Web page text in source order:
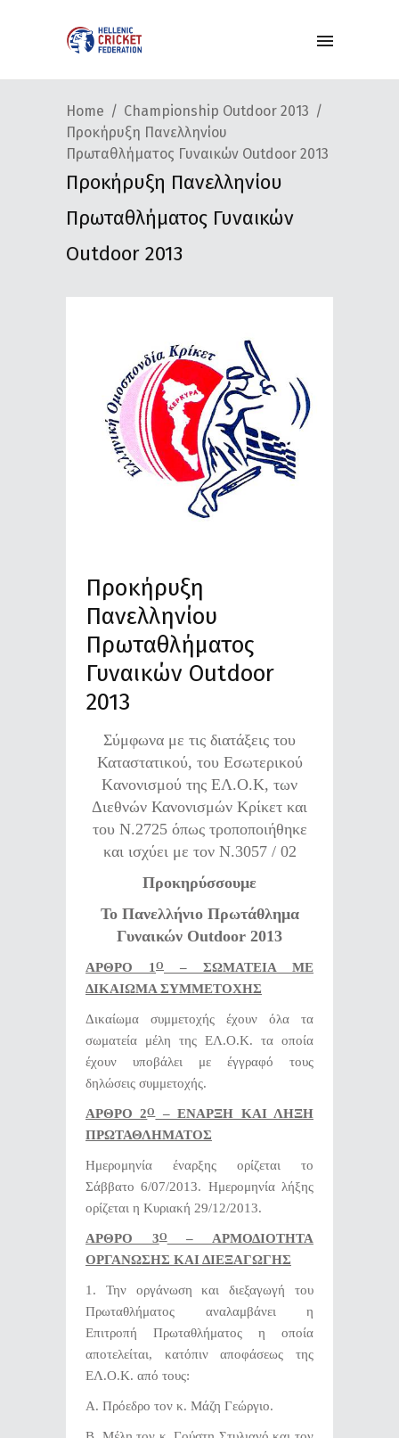
Home
Championship Outdoor 2013
Προκήρυξη Πανελληνίου
Πρωταθλήματος Γυναικών Outdoor 2013
Προκήρυξη Πανελληνίου
Πρωταθλήματος Γυναικών
Outdoor 2013
Προκήρυξη
Πανελληνίου
Πρωταθλήματος
Γυναικών Outdoor
2013
Σύμφωνα με τις διατάξεις του
Καταστατικού, του Eσωτερικού
Kανονισμού της ΕΛ.Ο.Κ, των
Διεθνών Κανονισμών Κρίκετ και
του Ν.2725 όπως τροποποιήθηκε
και ισχύει με τον Ν.3057 / 02
Προκηρύσσουμε
Το Πανελλήνιο Πρωτάθλημα
Γυναικών Outdoor 2013
ΑΡΘΡΟ 1 Ο
– ΣΩΜΑΤΕΙΑ ΜΕ
ΔΙΚΑΙΩΜΑ ΣΥΜΜΕΤΟΧΗΣ
Δικαίωμα συμμετοχής έχουν όλα τα
σωματεία μέλη της ΕΛ.Ο.Κ. τα οποία
έχουν υποβάλει με έγγραφό τους
δηλώσεις συμμετοχής.
ΑΡΘΡΟ 2Ο– ΕΝΑΡΞΗ ΚΑΙ ΛΗΞΗ
ΠΡΩΤΑΘΛΗΜΑΤΟΣ
Ημερομηνία έναρξης ορίζεται το
Σάββατο 6/07/2013. Ημερομηνία λήξης
ορίζεται η Κυριακή 29/12/2013.
ΑΡΘΡΟ 3Ο– ΑΡΜΟΔΙΟΤΗΤΑ
ΟΡΓΑΝΩΣΗΣ ΚΑΙ ΔΙΕΞΑΓΩΓΗΣ
1. Την οργάνωση και διεξαγωγή του
Πρωταθλήματος αναλαμβάνει η
Επιτροπή Πρωταθλήματος η οποία
αποτελείται, κατόπιν αποφάσεως της
ΕΛ.Ο.Κ. από τους:
Α. Πρόεδρο τον κ. Μάζη Γεώργιο.